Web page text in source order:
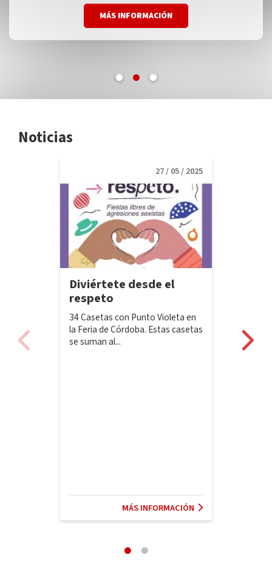
MÁS INFORMACIÓN
MÁS INFORMACIÓN
MÁS INFORMACIÓN
Noticias
Diviértete desde el
respeto
27 / 05 / 2025
34 Casetas con Punto Violeta en
la Feria de Córdoba. Estas casetas
se suman al...
MÁS INFORMACIÓN